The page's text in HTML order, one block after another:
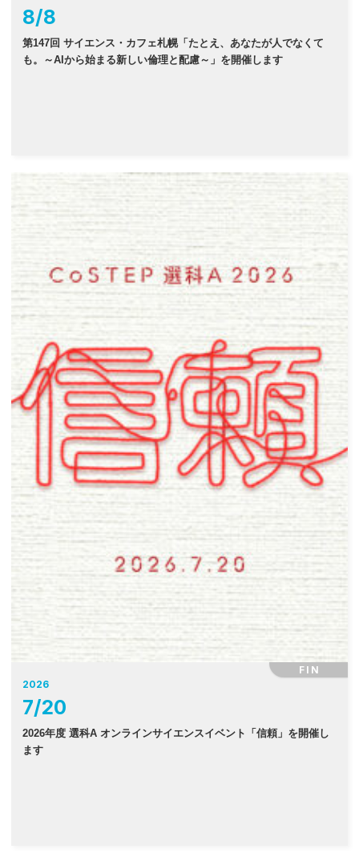
8/8
第147回 サイエンス・カフェ札幌「たとえ、あなたが人でなくて
も。～AIから始まる新しい倫理と配慮～」を開催します
FIN
2026
7/20
2026年度 選科A オンラインサイエンスイベント「信頼」を開催し
ます